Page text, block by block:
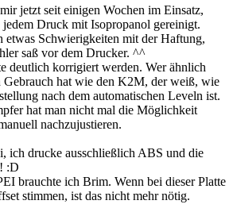
jetzt seit einigen Wochen im Einsatz,
Druck mit Isopropanol gereinigt.
etwas Schwierigkeiten mit der Haftung,
saß vor dem Drucker. ^^
deutlich korrigiert werden. Wer ähnlich
Gebrauch hat wie den K2M, der weiß, wie
nach dem automatischen Leveln ist.
hat man nicht mal die Möglichkeit
nachzujustieren.
ich drucke ausschließlich ABS und die
:D
brauchte ich Brim. Wenn bei dieser Platte
stimmen, ist das nicht mehr nötig.